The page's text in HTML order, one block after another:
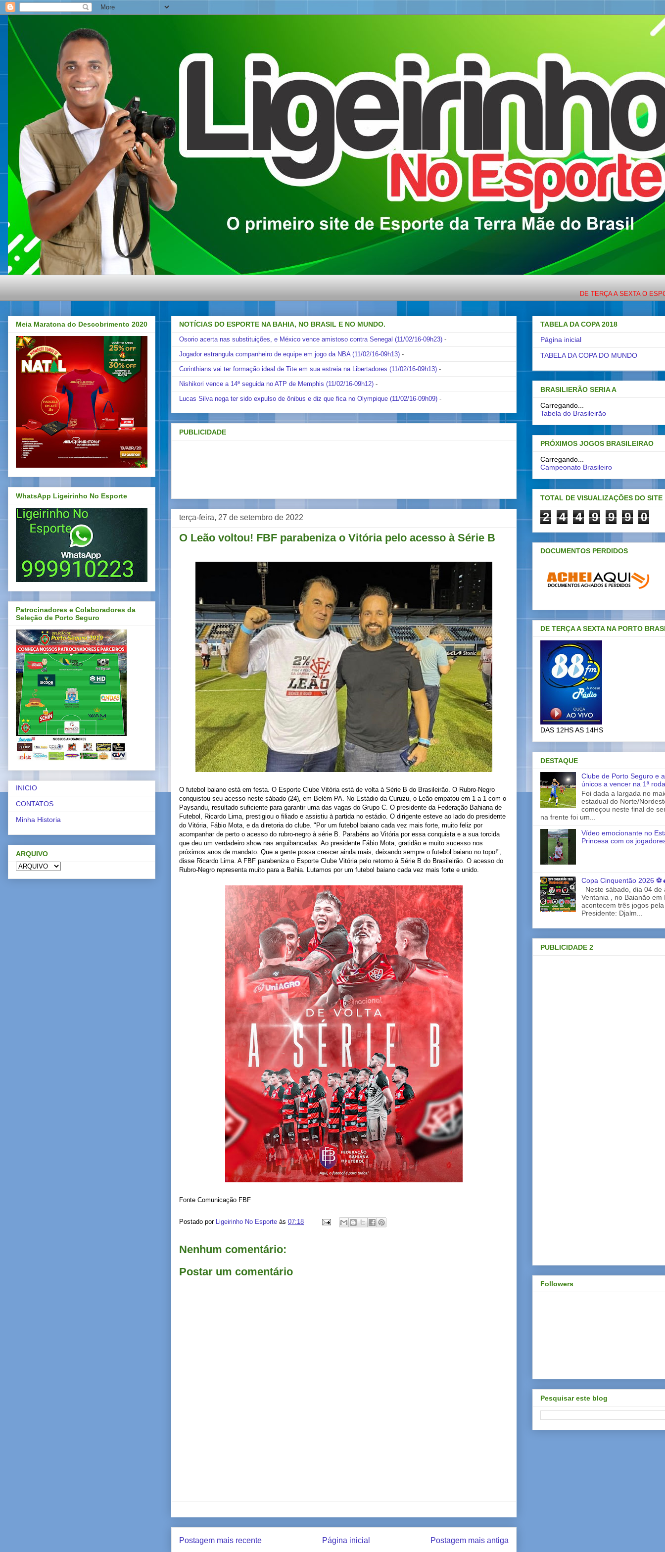
DE TERÇA A SEXTA O ESPORTE
NOTÍCIAS DO ESPORTE NA BAHIA, NO BRASIL E NO MUNDO.
Osorio acerta nas substituições, e México vence amistoso contra Senegal (11/02/16-09h23) -
Jogador estrangula companheiro de equipe em jogo da NBA (11/02/16-09h13) -
Corinthians vai ter formação ideal de Tite em sua estreia na Libertadores (11/02/16-09h13) -
Nishikori vence a 14ª seguida no ATP de Memphis (11/02/16-09h12) -
Lucas Silva nega ter sido expulso de ônibus e diz que fica no Olympique (11/02/16-09h09) -
PUBLICIDADE
terça-feira, 27 de setembro de 2022
O Leão voltou! FBF parabeniza o Vitória pelo acesso à Série B
O futebol baiano está em festa. O Esporte Clube Vitória está de volta à Série B do Brasileirão. O Rubro-Negro
conquistou seu acesso neste sábado (24), em Belém-PA. No Estádio da Curuzu, o Leão empatou em 1 a 1 com o
Paysandu, resultado suficiente para garantir uma das vagas do Grupo C. O presidente da Federação Bahiana de
Futebol, Ricardo Lima, prestigiou o filiado e assistiu à partida no estádio. O dirigente esteve ao lado do presidente
do Vitória, Fábio Mota, e da diretoria do clube. "Por um futebol baiano cada vez mais forte, muito feliz por
acompanhar de perto o acesso do rubro-negro à série B. Parabéns ao Vitória por essa conquista e a sua torcida
que deu um verdadeiro show nas arquibancadas. Ao presidente Fábio Mota, gratidão e muito sucesso nos
próximos anos de mandato. Que a gente possa crescer ainda mais, deixando sempre o futebol baiano no topo!",
disse Ricardo Lima. A FBF parabeniza o Esporte Clube Vitória pelo retorno à Série B do Brasileirão. O acesso do
Rubro-Negro representa muito para a Bahia. Lutamos por um futebol baiano cada vez mais forte e unido.
Fonte Comunicação FBF
Postado por Ligeirinho No Esporte às 07:18
Nenhum comentário:
Postar um comentário
Postagem mais recente Postagem mais antiga
Página inicial
Meia Maratona do Descobrimento 2020
WhatsApp Ligeirinho No Esporte
Patrocinadores e Colaboradores da
Seleção de Porto Seguro
INICIO
CONTATOS
Minha Historia
ARQUIVO
TABELA DA COPA 2018
Página inicial
TABELA DA COPA DO MUNDO
BRASILIERÃO SERIA A
Carregando...
Tabela do Brasileirão
PRÓXIMOS JOGOS BRASILEIRAO
Carregando...
Campeonato Brasileiro
TOTAL DE VISUALIZAÇÕES DO SITE
2 4 4 9 9 9 0
DOCUMENTOS PERDIDOS
DE TERÇA A SEXTA NA PORTO
DAS 12HS AS 14HS
DESTAQUE
Clube de Porto Seguro e
únicos a vencer na 1ª
Foi dada a largada no
estadual do Norte/
começou neste final de
na frente foi um...
Vídeo emocionante no
Princesa com os
Copa Cinquentão 2026
Neste sábado, dia 04 de
Ventania , no Baianão em
acontecem três jogos
Presidente: Djalm...
PUBLICIDADE 2
Followers
Pesquisar este blog